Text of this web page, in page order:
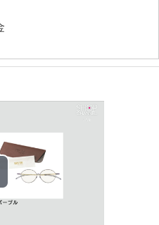
カーボネート）
１３．８ｃｍ
）】
てください。